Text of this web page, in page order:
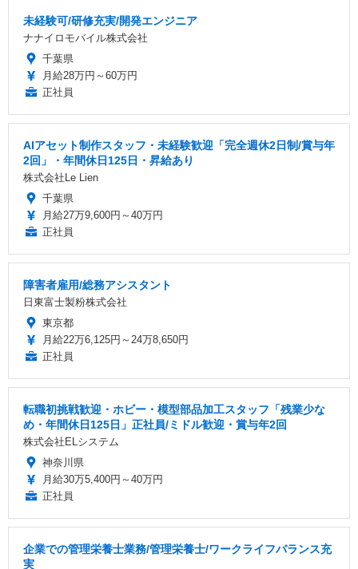
未経験可/研修充実/開発エンジニア
ナナイロモバイル株式会社
千葉県
月給28万円～60万円
正社員
AIアセット制作スタッフ・未経験歓迎「完全週休2日制/賞与年
2回」・年間休日125日・昇給あり
株式会社Le Lien
千葉県
月給27万9,600円～40万円
正社員
障害者雇用/総務アシスタント
日東富士製粉株式会社
東京都
月給22万6,125円～24万8,650円
正社員
転職初挑戦歓迎・ホビー・模型部品加工スタッフ「残業少な
め・年間休日125日」正社員/ミドル歓迎・賞与年2回
株式会社ELシステム
神奈川県
月給30万5,400円～40万円
正社員
企業での管理栄養士業務/管理栄養士/ワークライフバランス充
実